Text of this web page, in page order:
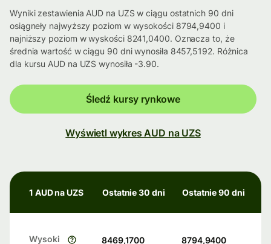
Wyniki zestawienia AUD na UZS w ciągu ostatnich 90 dni
osiągneły najwyższy poziom w wysokości 8794,9400 i
najniższy poziom w wyskości 8241,0400. Oznacza to, że
średnia wartość w ciągu 90 dni wynosiła 8457,5192. Różnica
dla kursu AUD na UZS wynosiła -3.90.
Śledź kursy rynkowe
Wyświetl wykres AUD na UZS
1 AUD na UZS Ostatnie 30 dni Ostatnie 90 dni
Wysoki 8469,1700 8794,9400